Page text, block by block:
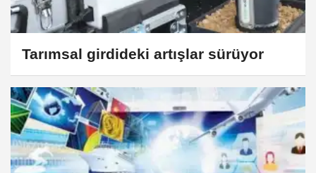
Tarımsal girdideki artışlar sürüyor